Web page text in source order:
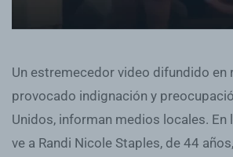
Un estremecedor video difundido en
provocado indignación y
Unidos, informan medios locales. En
ve a Randi Nicole Staples, de 44